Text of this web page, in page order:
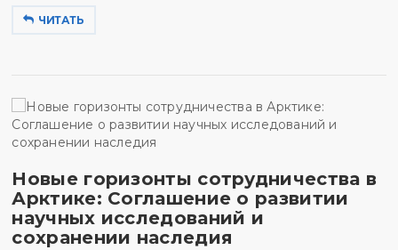
ЧИТАТЬ
Новые горизонты сотрудничества в
Арктике: Соглашение о развитии
научных исследований и
сохранении наследия